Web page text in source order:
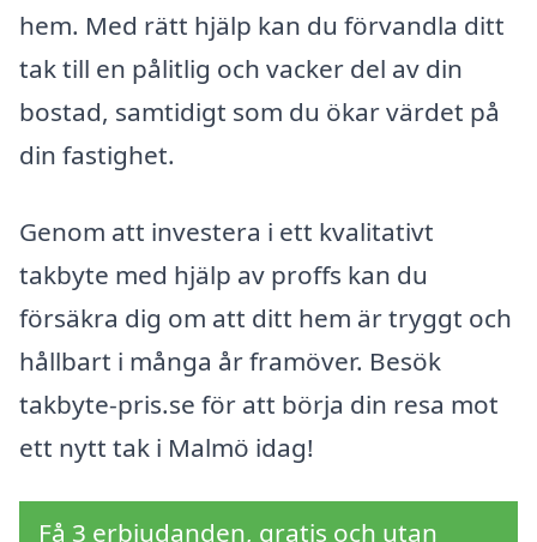
hem. Med rätt hjälp kan du förvandla ditt
tak till en pålitlig och vacker del av din
bostad, samtidigt som du ökar värdet på
din fastighet.
Genom att investera i ett kvalitativt
takbyte med hjälp av proffs kan du
försäkra dig om att ditt hem är tryggt och
hållbart i många år framöver. Besök
takbyte-pris.se för att börja din resa mot
ett nytt tak i Malmö idag!
Få 3 erbjudanden, gratis och utan